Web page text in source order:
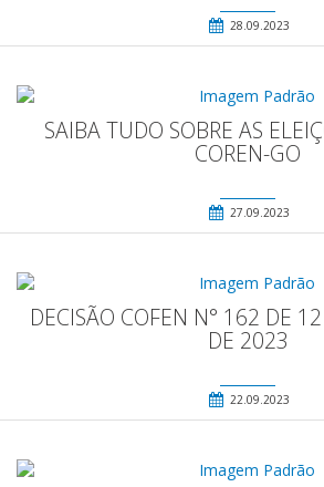
28.09.2023
SAIBA TUDO SOBRE AS
COREN-GO
27.09.2023
DECISÃO COFEN N° 162 DE
DE 2023
22.09.2023